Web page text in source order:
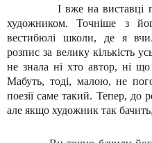
І вже на виставці
художником. Точніше з
вестибюлі школи, де я
розпис за велику кількість
не знала ні хто автор, ні що
Мабуть, тоді, малою, не
поезії саме такий. Тепер, до
але якщо художник так